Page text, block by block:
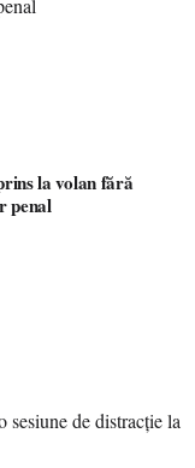
la volan fără
penal